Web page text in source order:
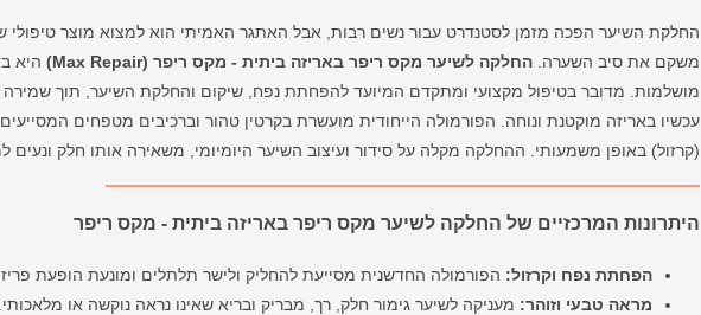
החלקת השיער הפכה מזמן לסטנדרט עבור נשים רבות, אבל האתגר האמיתי הוא למצוא מוצר טיפולי
משקם את סיב השערה.החלקה לשיער מקס ריפר באריזה ביתית - מקס ריפר (Max Repair)
היא
מושלמות. מדובר בטיפול מקצועי ומתקדם המיועד להפחתת נפח, שיקום והחלקת השיער, תוך
עכשיו באריזה מוקטנת ונוחה. הפורמולה הייחודית מועשרת בקרטין טהור וברכיבים מטפחים
(קרזול) באופן משמעותי. ההחלקה מקלה על סידור ועיצוב השיער היומיומי, משאירה אותו חלק ונעים
היתרונות המרכזיים של החלקה לשיער מקס ריפר באריזה ביתית - מקס ריפר
הפחתת נפח וקרזול: הפורמולה החדשנית מסייעת להחליק ולישר תלתלים ומונעת הופעת
מראה טבעי וזוהר: מעניקה לשיער גימור חלק, רך, מבריק ובריא שאינו נראה נוקשה או מלאכותי.